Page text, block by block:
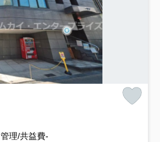
管理/共益費-